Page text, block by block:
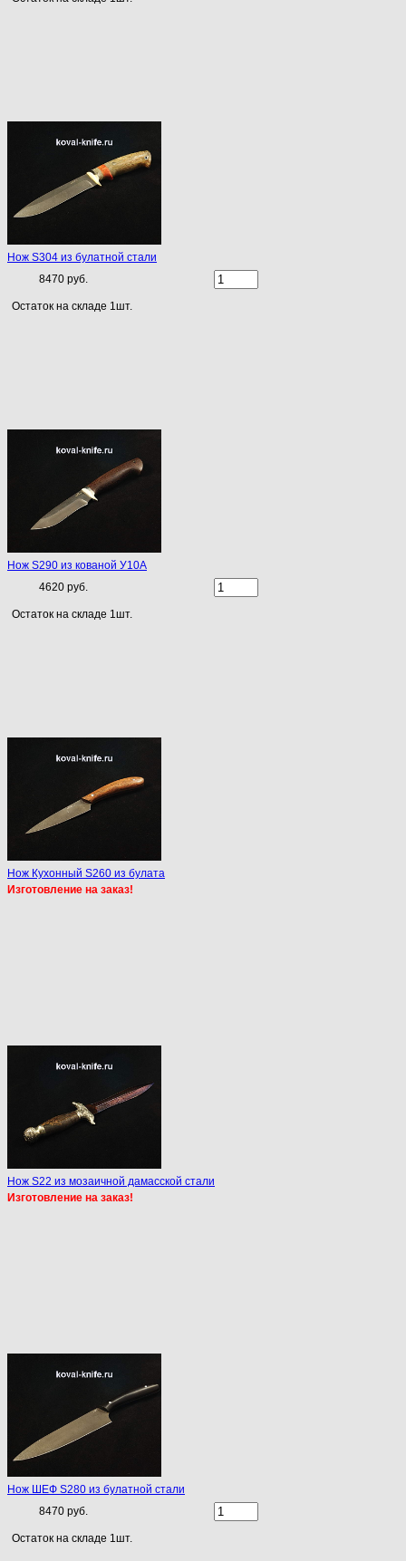
Нож S304 из булатной стали
8470 руб.
Остаток на складе 1шт.
Нож S290 из кованой У10А
4620 руб.
Остаток на складе 1шт.
Нож Кухонный S260 из булата
Изготовление на заказ!
Нож S22 из мозаичной дамасской стали
Изготовление на заказ!
Нож ШЕФ S280 из булатной стали
8470 руб.
Остаток на складе 1шт.